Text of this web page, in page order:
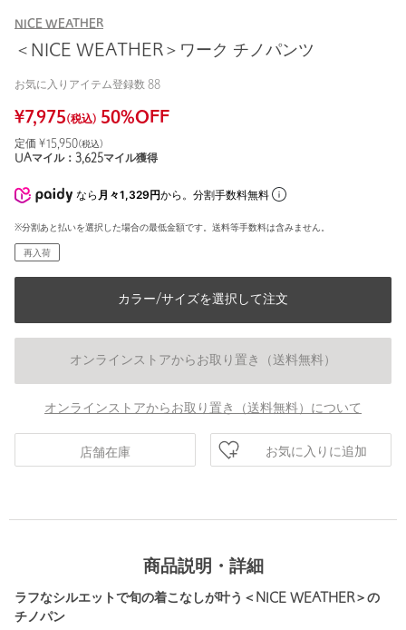
NICE WEATHER
＜NICE WEATHER＞ワーク チノパンツ
お気に入りアイテム登録数 88
¥7,975(税込) 50%OFF
定価 ¥15,950(税込)
UAマイル： 3,625マイル獲得
なら 月々1,329円から。分割手数料無料
※分割あと払いを選択した場合の最低金額です。送料等手数料は含みません。
再入荷
カラー/サイズを選択して注文
オンラインストアからお取り置き（送料無料）
オンラインストアからお取り置き（送料無料）について
店舗在庫 お気に入りに追加
商品説明・詳細
ラフなシルエットで旬の着こなしが叶う＜NICE WEATHER＞の
チノパン